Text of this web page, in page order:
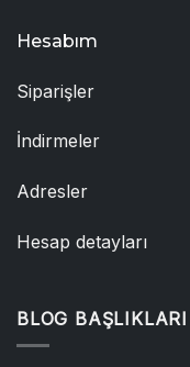
Hesabım
Siparişler
İndirmeler
Adresler
Hesap detayları
BLOG BAŞLIKLARI